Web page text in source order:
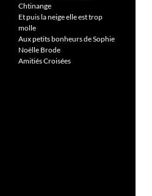
Chtinange
Et puis la neige elle est trop
molle
Aux petits bonheurs de Sophie
Noëlle Brode
Amitiés Croisées